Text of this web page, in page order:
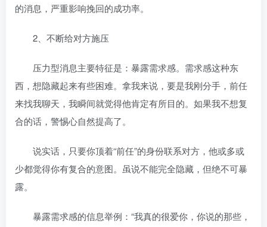
的消息，严重影响挽回的成功率。
2、不断给对方施压
压力型消息主要特征是：暴露需求感。需求感这种东
西，想隐藏起来有些困难。拿我来说，要是我刚分手，前任
来找我聊天，我瞬间就觉得他肯定有所目的。如果我不想复
合的话，警惕心自然提高了。
说实话，只要你顶着“前任”的身份联系对方，他或多或
少都觉得你有复合的意图。虽说不能完全隐藏，但绝不可暴
露。
暴露需求感的信息举例：“我真的很爱你，你说的那些，